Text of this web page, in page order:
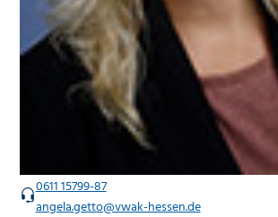
0611 15799-87
angela.getto@vwak-hessen.de